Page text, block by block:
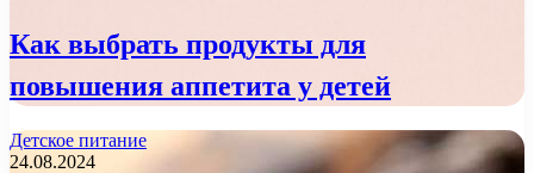
Как выбрать продукты для
повышения аппетита у детей
Детское питание
24.08.2024